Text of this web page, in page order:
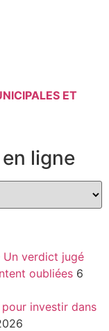
ET
ligne
Un verdict jugé
oubliées 6
investir dans